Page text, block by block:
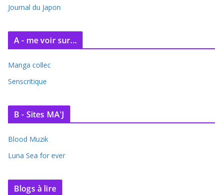
e
Journal du Japon
A - me voir sur...
Manga collec
Senscritique
B - Sites MA'J
Blood Muzik
Luna Sea for ever
Blogs à lire